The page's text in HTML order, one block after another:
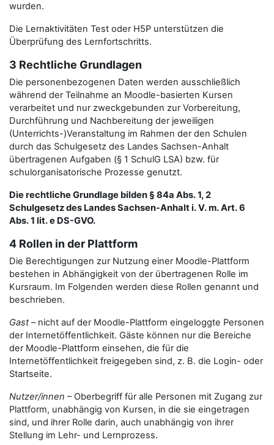
wurden.
Die Lernaktivitäten Test oder H5P unterstützen die
Überprüfung des Lernfortschritts.
3 Rechtliche Grundlagen
Die personenbezogenen Daten werden ausschließlich
während der Teilnahme an Moodle-basierten Kursen
verarbeitet und nur zweckgebunden zur Vorbereitung,
Durchführung und Nachbereitung der jeweiligen
(Unterrichts-)Veranstaltung im Rahmen der den Schulen
durch das Schulgesetz des Landes Sachsen-Anhalt
übertragenen Aufgaben (§ 1 SchulG LSA) bzw. für
schulorganisatorische Prozesse genutzt.
Die rechtliche Grundlage bilden § 84a Abs. 1, 2
Schulgesetz des Landes Sachsen-Anhalt i. V. m. Art. 6
Abs. 1 lit. e DS-GVO.
4 Rollen in der Plattform
Die Berechtigungen zur Nutzung einer Moodle-Plattform
bestehen in Abhängigkeit von der übertragenen Rolle im
Kursraum. Im Folgenden werden diese Rollen genannt und
beschrieben.
Gast– nicht auf der Moodle-Plattform eingeloggte Personen
der Internetöffentlichkeit. Gäste können nur die Bereiche
der Moodle-Plattform einsehen, die für die
Internetöffentlichkeit freigegeben sind, z. B. die Login- oder
Startseite.
Nutzer/innen – Oberbegriff für alle Personen mit Zugang zur
Plattform, unabhängig von Kursen, in die sie eingetragen
sind, und ihrer Rolle darin, auch unabhängig von ihrer
Stellung im Lehr- und Lernprozess.